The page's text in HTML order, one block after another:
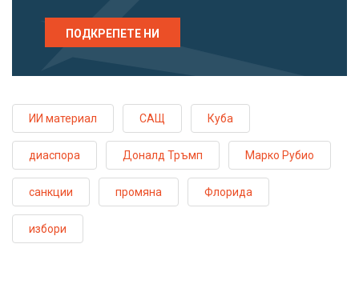
ПОДКРЕПЕТЕ НИ
ИИ материал САЩ Куба
диаспора Доналд Тръмп Марко Рубио
санкции промяна Флорида
избори